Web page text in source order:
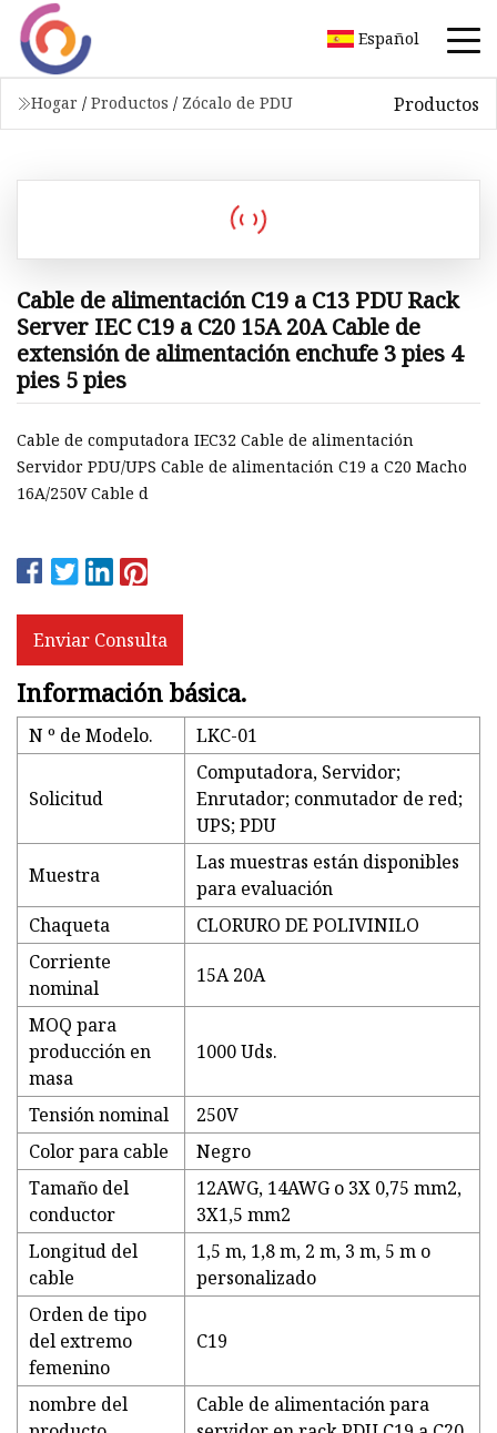
Español
Hogar / Productos / Zócalo de PDU Productos
Cable de alimentación C19 a C13 PDU Rack
Server IEC C19 a C20 15A 20A Cable de
extensión de alimentación enchufe 3 pies 4
pies 5 pies
Cable de computadora IEC32 Cable de alimentación
Servidor PDU/UPS Cable de alimentación C19 a C20 Macho
16A/250V Cable d
Enviar Consulta
Información básica.
N º de Modelo. LKC-01
Solicitud
Computadora, Servidor;
Enrutador; conmutador de red;
UPS; PDU
Muestra
Las muestras están disponibles
para evaluación
Chaqueta
CLORURO DE POLIVINILO
Corriente
nominal
15A 20A
MOQ para
producción en
masa
1000 Uds.
Tensión nominal
250V
Color para cable
Negro
Tamaño del
conductor
12AWG, 14AWG o 3X 0,75 mm2,
3X1,5 mm2
Longitud del
cable
1,5 m, 1,8 m, 2 m, 3 m, 5 m o
personalizado
Orden de tipo
del extremo
femenino
C19
nombre del
Cable de alimentación para